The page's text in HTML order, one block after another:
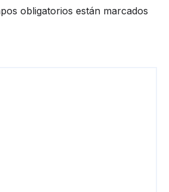
obligatorios están marcados